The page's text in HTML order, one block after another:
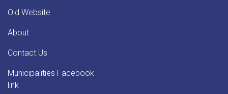
Old Website
About
Contact Us
Municipalities Facebook
link